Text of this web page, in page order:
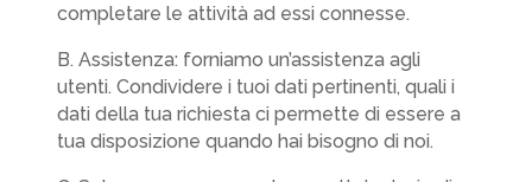
completare le attività ad essi connesse.
B. Assistenza: forniamo un’assistenza agli
utenti. Condividere i tuoi dati pertinenti, quali i
dati della tua richiesta ci permette di essere a
tua disposizione quando hai bisogno di noi.